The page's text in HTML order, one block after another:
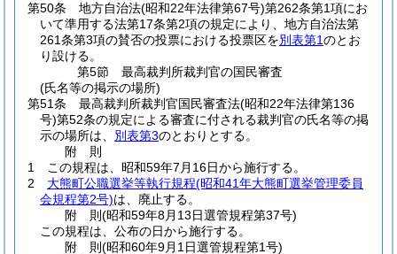
第50条
地方自治法(昭和22年法律第67号)第262条第1項にお
いて準用する法第17条第2項の規定により、地方自治法第
261条第3項の賛否の投票における投票区を別表第1のとお
り設ける。
第5節
最高裁判所裁判官の国民審査
(氏名等の掲示の場所)
第51条
最高裁判所裁判官国民審査法(昭和22年法律第136
号)第52条の規定による審査に付される裁判官の氏名等の掲
示の場所は、 別表第3のとおりとする。
附 則
1
この規程は、昭和59年7月16日から施行する。
2
大熊町公職選挙等執行規程(昭和41年大熊町選挙管理委員
会規程第2号)は、廃止する。
附 則(昭和59年8月13日選管規程第37号)
この規程は、公布の日から施行する。
附 則(昭和60年9月1日選管規程第1号)